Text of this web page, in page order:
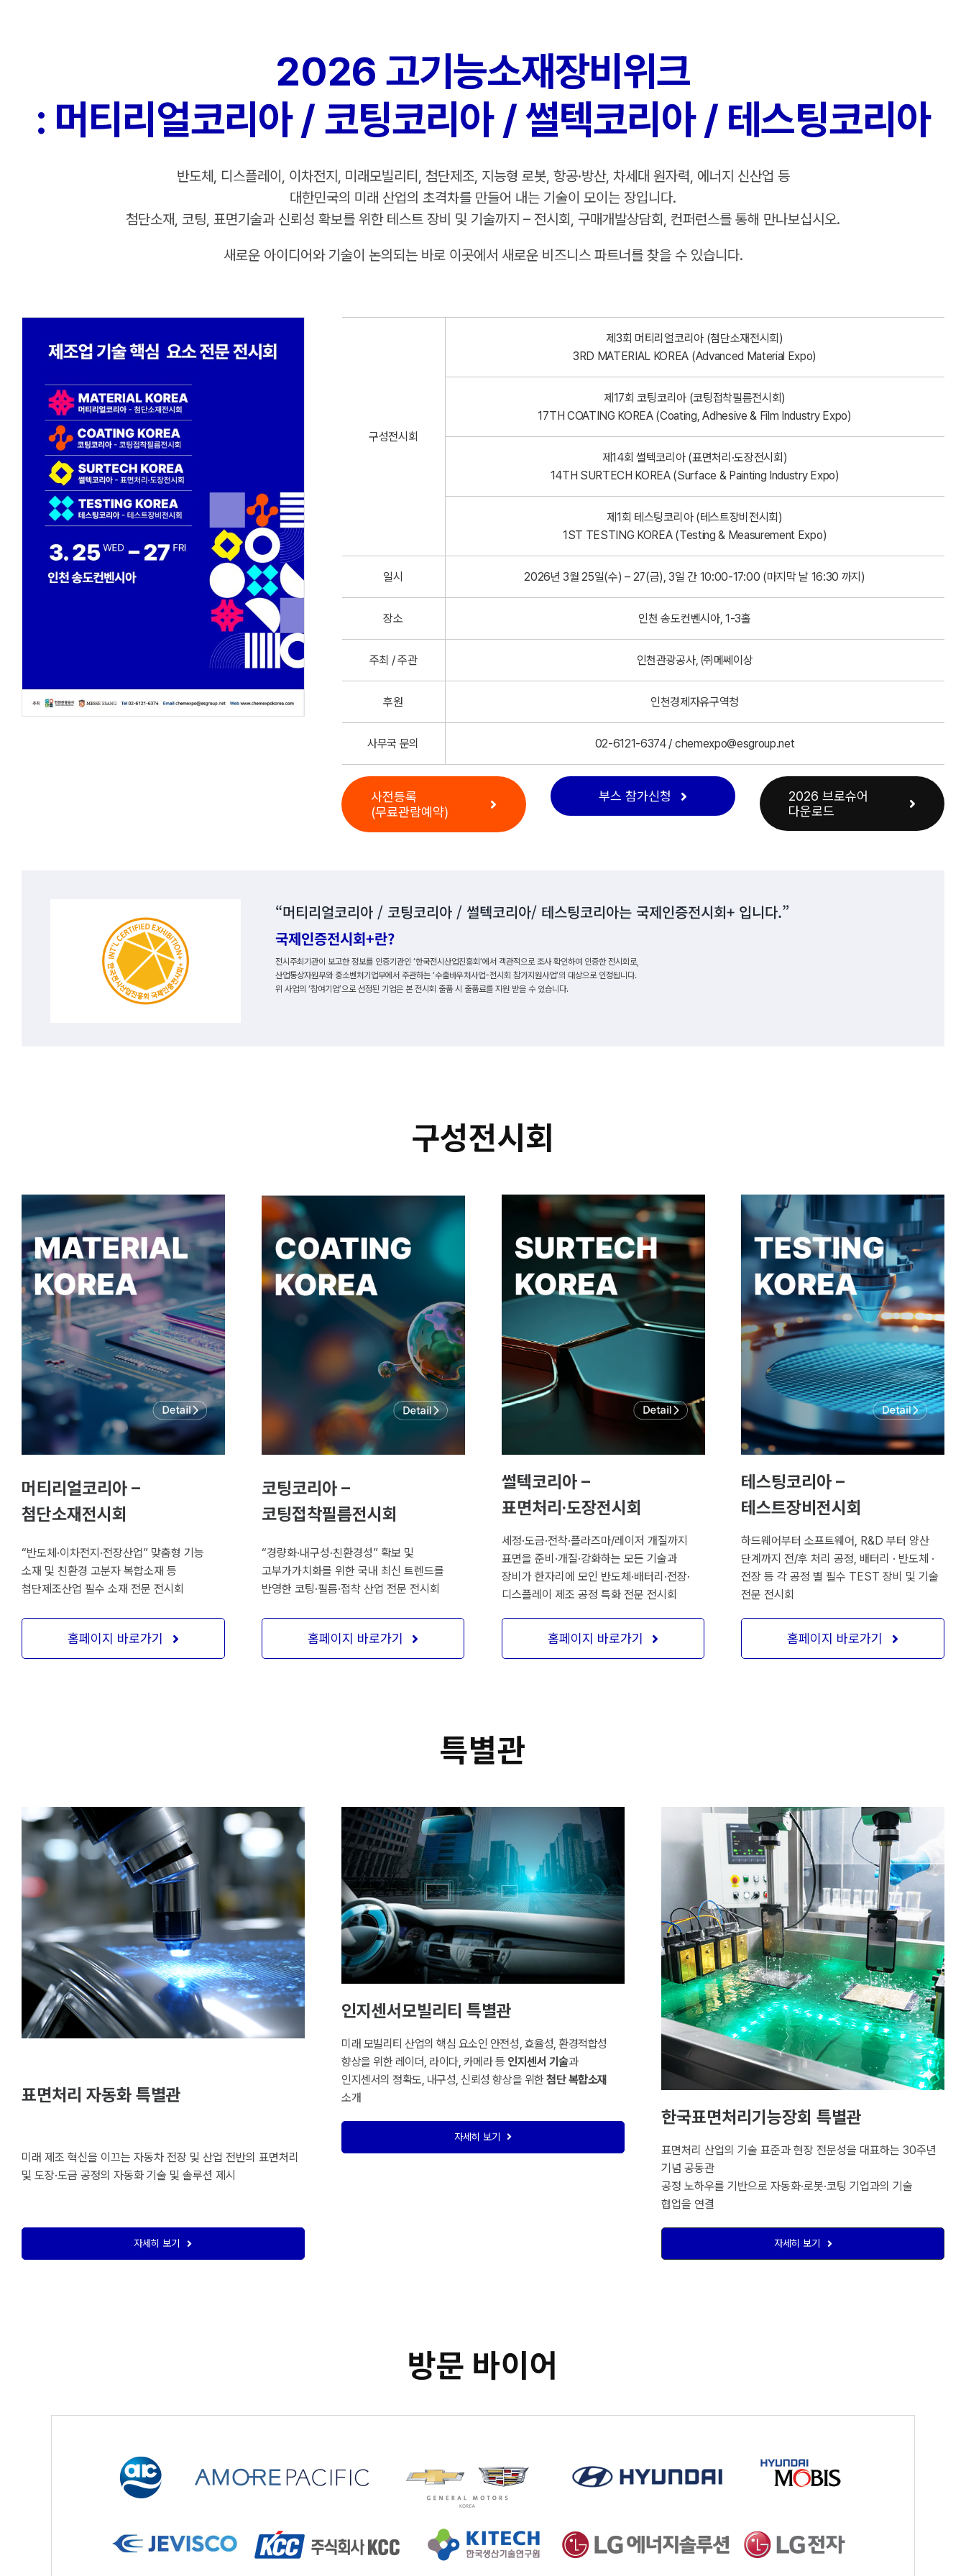
2026 고기능소재장비위크
: 머티리얼코리아 / 코팅코리아 / 썰텍코리아 / 테스팅코리아
반도체, 디스플레이, 이차전지, 미래모빌리티, 첨단제조, 지능형 로봇, 항공·방산, 차세대 원자력, 에너지 신산업 등
대한민국의 미래 산업의 초격차를 만들어 내는 기술이 모이는 장입니다.
첨단소재, 코팅, 표면기술과 신뢰성 확보를 위한 테스트 장비 및 기술까지 – 전시회, 구매개발상담회, 컨퍼런스를 통해 만나보십시오.
새로운 아이디어와 기술이 논의되는 바로 이곳에서 새로운 비즈니스 파트너를 찾을 수 있습니다.
구성전시회
제3회 머티리얼코리아 (첨단소재전시회)
3RD MATERIAL KOREA (Advanced Material Expo)
제17회 코팅코리아 (코팅접착필름전시회)
17TH COATING KOREA (Coating, Adhesive & Film Industry Expo)
제14회 썰텍코리아 (표면처리·도장전시회)
14TH SURTECH KOREA (Surface & Painting Industry Expo)
제1회 테스팅코리아 (테스트장비전시회)
1ST TESTING KOREA (Testing & Measurement Expo)
일시 2026년 3월 25일(수) – 27(금), 3일 간 10:00-17:00 (마지막 날 16:30 까지)
장소 인천 송도컨벤시아, 1-3홀
주최 / 주관 인천관광공사, ㈜메쎄이상
후원 인천경제자유구역청
사무국 문의 02-6121-6374 / chemexpo@esgroup.net
사전등록
(무료관람예약)
부스 참가신청
2026 브로슈어
다운로드
“머티리얼코리아 / 코팅코리아 / 썰텍코리아/ 테스팅코리아는 국제인증전시회+ 입니다.”
국제인증전시회+란?
전시주최기관이 보고한 정보를 인증기관인 ‘한국전시산업진흥회’에서 객관적으로 조사 확인하여 인증한 전시회로,
산업통상자원부와 중소벤처기업부에서 주관하는 ‘수출바우처사업-전시회 참가지원사업’의 대상으로 인정됩니다.
위 사업의 ‘참여기업’으로 선정된 기업은 본 전시회 출품 시 출품료를 지원 받을 수 있습니다.
구성전시회
머티리얼코리아 –
첨단소재전시회
“반도체·이차전지·전장산업” 맞춤형 기능
소재 및 친환경 고분자 복합소재 등
첨단제조산업 필수 소재 전문 전시회
홈페이지 바로가기
코팅코리아 –
코팅접착필름전시회
“경량화·내구성·친환경성” 확보 및
고부가가치화를 위한 국내 최신 트렌드를
반영한 코팅·필름·접착 산업 전문 전시회
홈페이지 바로가기
썰텍코리아 –
표면처리·도장전시회
세정·도금·전착·플라즈마/레이저 개질까지
표면을 준비·개질·강화하는 모든 기술과
장비가 한자리에 모인 반도체·배터리·전장·
디스플레이 제조 공정 특화 전문 전시회
홈페이지 바로가기
테스팅코리아 –
테스트장비전시회
하드웨어부터 소프트웨어, R&D 부터 양산
단계까지 전/후 처리 공정, 배터리 · 반도체 ·
전장 등각 공정 별 필수 TEST 장비 및 기술
전문 전시회
홈페이지 바로가기
특별관
표면처리 자동화 특별관
미래 제조 혁신을 이끄는 자동차 전장 및 산업 전반의 표면처리
및 도장·도금 공정의 자동화 기술 및 솔루션 제시
자세히 보기
인지센서모빌리티 특별관
미래 모빌리티 산업의 핵심 요소인 안전성, 효율성, 환경적합성
향상을 위한 레이더, 라이다, 카메라 등 인지센서 기술과
인지센서의 정확도, 내구성, 신뢰성 향상을 위한첨단 복합소재
소개
자세히 보기
한국표면처리기능장회 특별관
표면처리 산업의 기술 표준과 현장 전문성을 대표하는 30주년
기념 공동관
공정 노하우를 기반으로 자동화·로봇·코팅 기업과의 기술
협업을 연결
자세히 보기
방문 바이어